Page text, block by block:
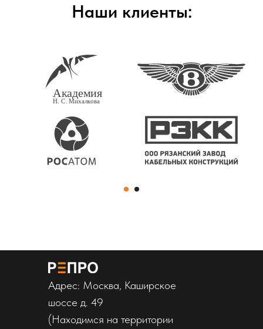
Наши клиенты:
Адрес: Москва, Каширское
шоссе д. 49
(Находимся на территории